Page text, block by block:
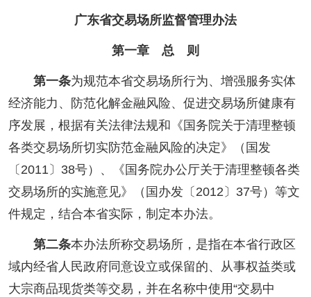
广东省交易场所监督管理办法
第一章 总 则
第一条为规范本省交易场所行为、增强服务实体
经济能力、防范化解金融风险、促进交易场所健康有
序发展，根据有关法律法规和《国务院关于清理整顿
各类交易场所切实防范金融风险的决定》（国发
〔2011〕38号）、《国务院办公厅关于清理整顿各类
交易场所的实施意见》（国办发〔2012〕37号）等文
件规定，结合本省实际，制定本办法。
第二条本办法所称交易场所，是指在本省行政区
域内经省人民政府同意设立或保留的、从事权益类或
大宗商品现货类等交易，并在名称中使用“交易中